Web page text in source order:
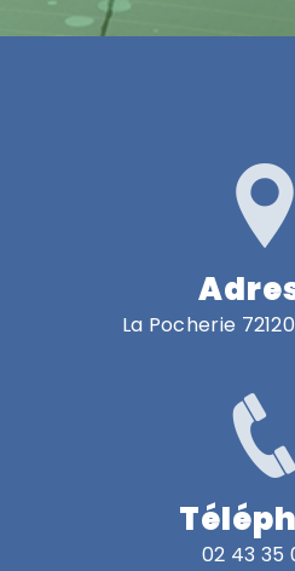
La Pocherie
02 43 35